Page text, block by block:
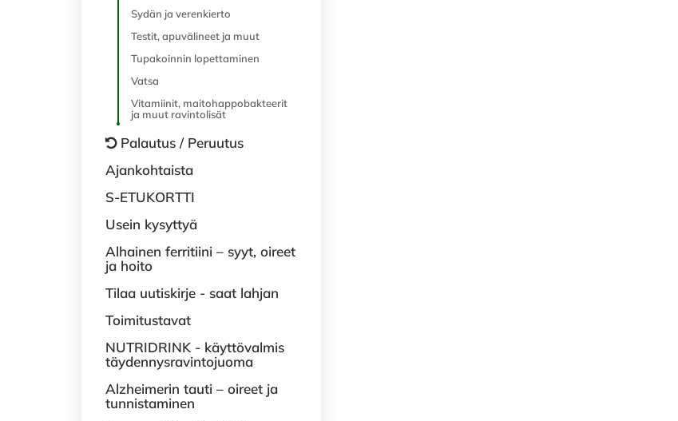
Sydän ja verenkierto
Testit, apuvälineet ja muut
Tupakoinnin lopettaminen
Vatsa
Vitamiinit, maitohappobakteerit
ja muut ravintolisät
Palautus / Peruutus
Ajankohtaista
S-ETUKORTTI
Usein kysyttyä
Alhainen ferritiini – syyt, oireet
ja hoito
Tilaa uutiskirje - saat lahjan
Toimitustavat
NUTRIDRINK - käyttövalmis
täydennysravintojuoma
Alzheimerin tauti – oireet ja
tunnistaminen